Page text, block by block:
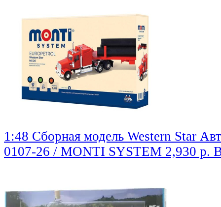
1:48 Сборная модель Western Star
0107-26 / MONTI SYSTEM 2,930 р.